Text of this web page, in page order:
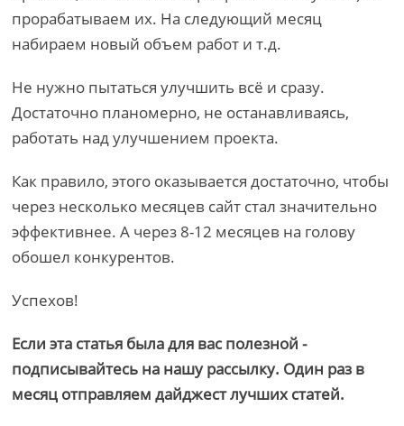
прорабатываем их. На следующий месяц
набираем новый объем работ и т.д.
Не нужно пытаться улучшить всё и сразу.
Достаточно планомерно, не останавливаясь,
работать над улучшением проекта.
Как правило, этого оказывается достаточно, чтобы
через несколько месяцев сайт стал значительно
эффективнее. А через 8-12 месяцев на голову
обошел конкурентов.
Успехов!
Если эта статья была для вас полезной -
подписывайтесь на нашу рассылку. Один раз в
месяц отправляем дайджест лучших статей.